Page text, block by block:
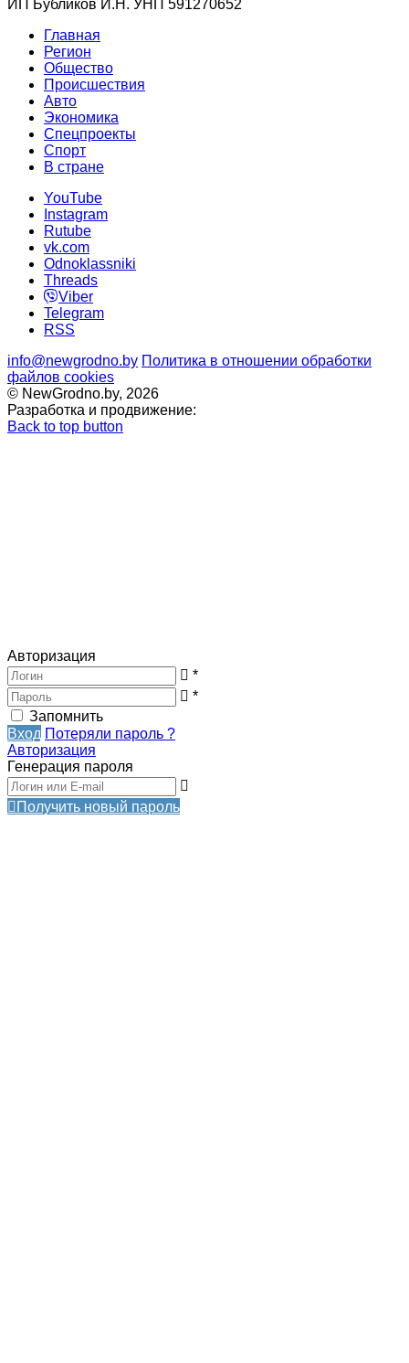
ИП Бубликов И.Н. УНП 591270652
Главная
Регион
Общество
Происшествия
Авто
Экономика
Спецпроекты
Cпорт
В стране
YouTube
Instagram
Rutube
vk.com
Odnoklassniki
Threads
Viber
Telegram
RSS
info@newgrodno.by Политика в отношении обработки
файлов cookies
© NewGrodno.by, 2026
Разработка и продвижение:
Back to top button
Авторизация
*
*
Запомнить
Вход Потеряли пароль ?
Авторизация
Генерация пароля
Получить новый пароль